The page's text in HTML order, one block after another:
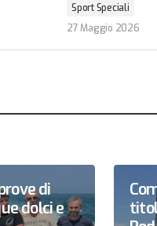
Sport Speciali
27 Maggio 2026
di
dolci e